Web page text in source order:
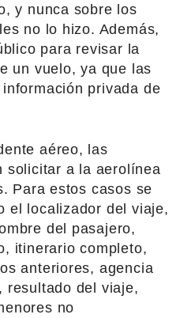
y nunca sobre los
no lo hizo. Además,
para revisar la
un vuelo, ya que las
privada de
aéreo, las
solicitar a la aerolínea
Para estos casos se
el localizador del viaje,
del pasajero,
itinerario completo,
anteriores, agencia
resultado del viaje,
no